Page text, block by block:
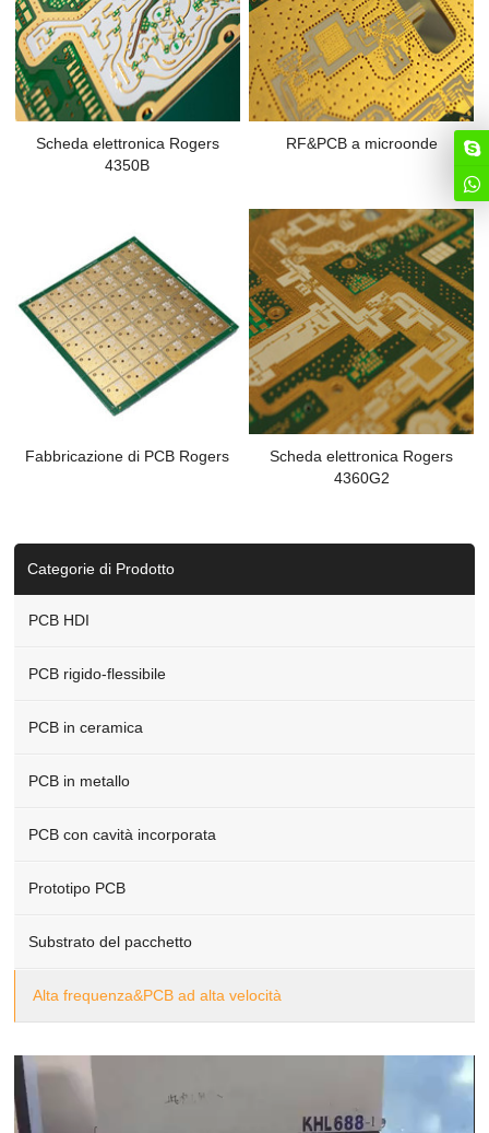
Scheda elettronica Rogers
4350B
RF&PCB a microonde
Fabbricazione di PCB Rogers
Scheda elettronica Rogers
4360G2
Categorie di Prodotto
PCB HDI
PCB rigido-flessibile
PCB in ceramica
PCB in metallo
PCB con cavità incorporata
Prototipo PCB
Substrato del pacchetto
Alta frequenza&PCB ad alta velocità
Video
Player